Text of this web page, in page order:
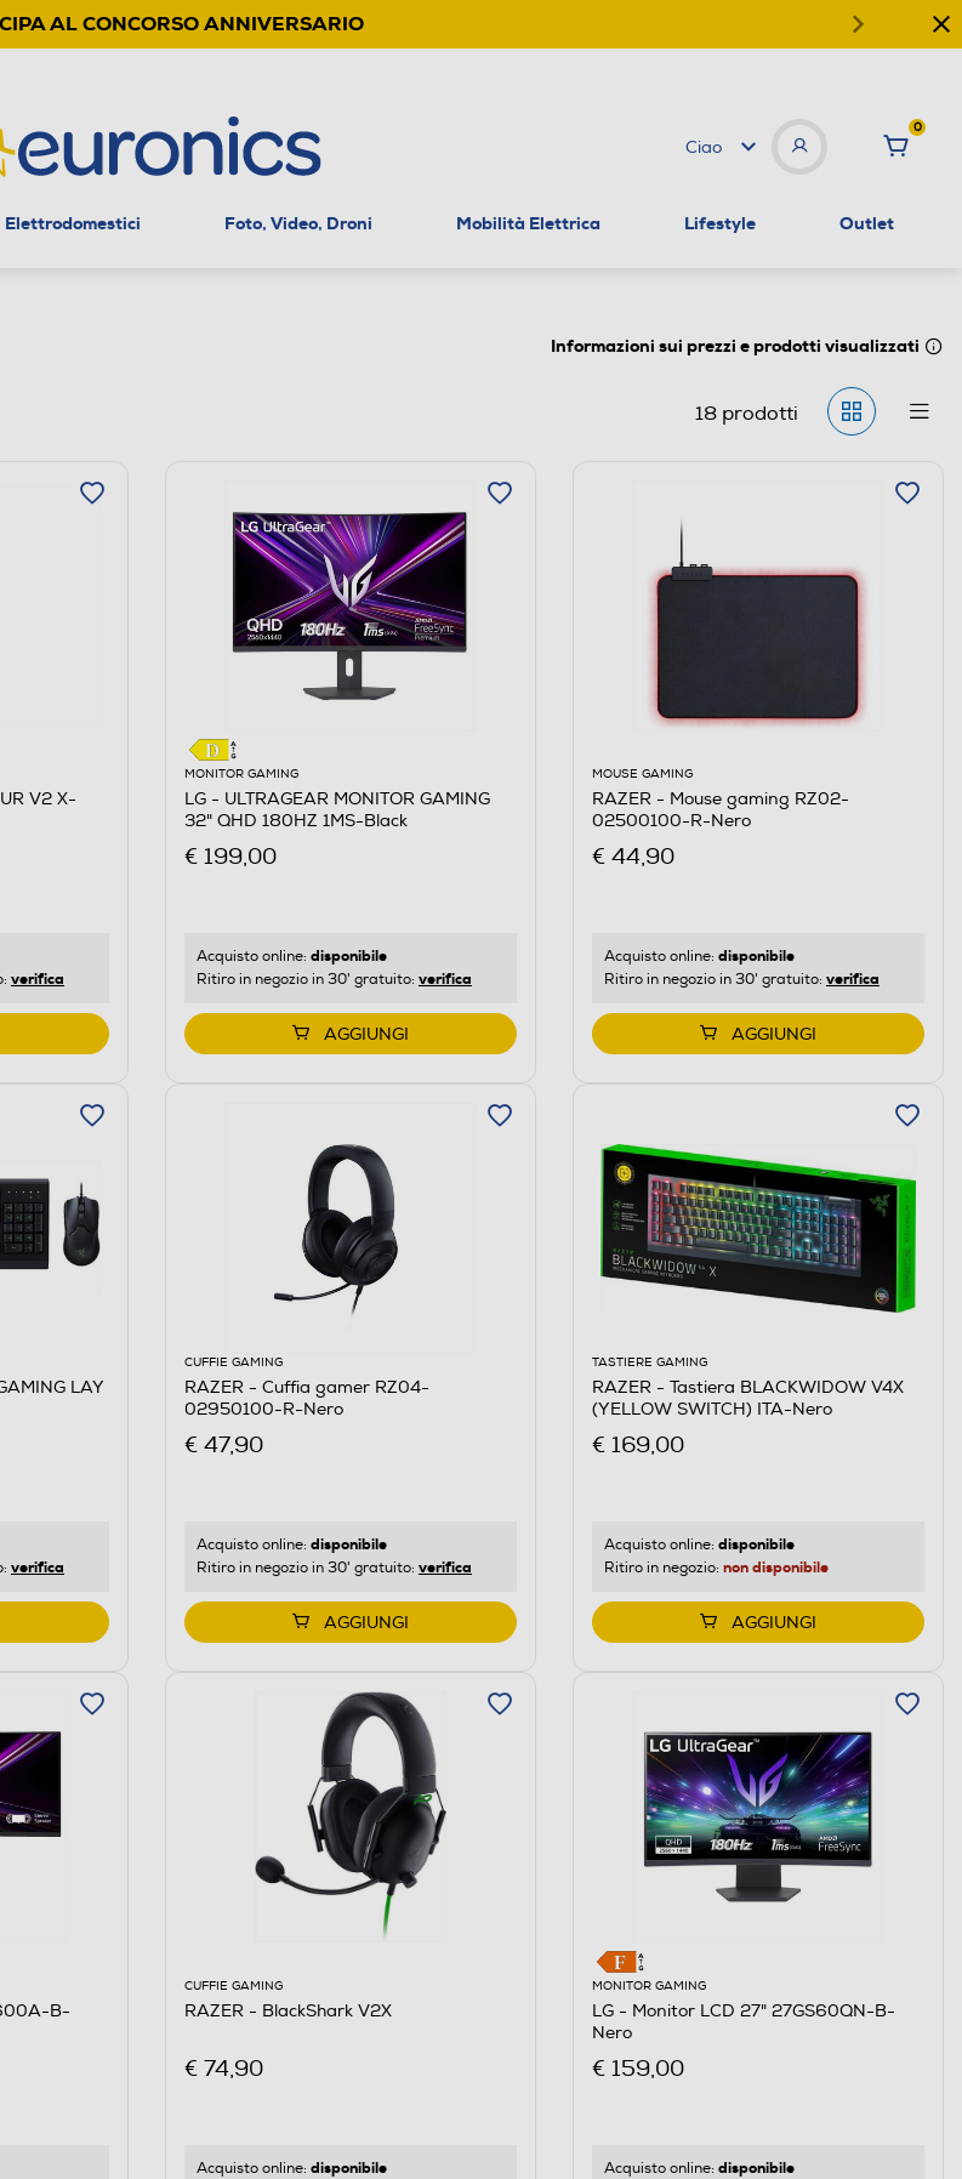
AL CONCORSO ANNIVERSARIO
Ciao
0
Elettrodomestici Foto, Video, Droni Mobilità Elettrica Lifestyle Outlet
Informazioni sui prezzi e prodotti visualizzati
18prodotti
V2 X-
verifica
MONITOR GAMING
LG - ULTRAGEAR MONITOR GAMING
32" QHD 180HZ 1MS-Black
€ 199,00
Acquisto online: disponibile
Ritiro in negozio in 30' gratuito: verifica
AGGIUNGI
MOUSE GAMING
RAZER - Mouse gaming RZ02-
02500100-R-Nero
€ 44,90
Acquisto online: disponibile
Ritiro in negozio in 30' gratuito: verifica
AGGIUNGI
LAY
verifica
CUFFIE GAMING
RAZER - Cuffia gamer RZ04-
02950100-R-Nero
€ 47,90
Acquisto online: disponibile
Ritiro in negozio in 30' gratuito: verifica
AGGIUNGI
TASTIERE GAMING
RAZER - Tastiera BLACKWIDOW V4X
(YELLOW SWITCH) ITA-Nero
€ 169,00
Acquisto online: disponibile
Ritiro in negozio: non disponibile
AGGIUNGI
B-
CUFFIE GAMING
RAZER - BlackShark V2X
€ 74,90
Acquisto online: disponibile
MONITOR GAMING
LG - Monitor LCD 27" 27GS60QN-B-
Nero
€ 159,00
Acquisto online: disponibile